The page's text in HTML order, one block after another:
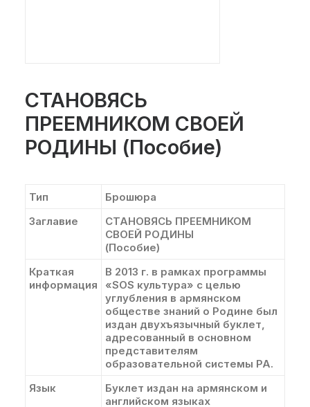
СТАНОВЯСЬ
ПРЕЕМНИКОМ СВОЕЙ
РОДИНЫ (Пособие)
Тип
Брошюра
Заглавие
СТАНОВЯСЬ ПРЕЕМНИКОМ
СВОЕЙ РОДИНЫ
(Пособие)
Краткая
информация
В 2013 г. в рамках программы
«SOS культура» с целью
углубления в армянском
обществе знаний о Родине был
издан двухъязычный буклет,
адресованный в основном
представителям
образовательной системы РА.
Язык
Буклет издан на армянском и
английском языках